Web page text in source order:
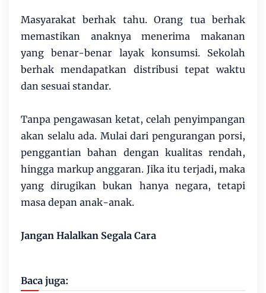
Masyarakat berhak tahu. Orang tua berhak
memastikan anaknya menerima makanan
yang benar-benar layak konsumsi. Sekolah
berhak mendapatkan distribusi tepat waktu
dan sesuai standar.
Tanpa pengawasan ketat, celah penyimpangan
akan selalu ada. Mulai dari pengurangan porsi,
penggantian bahan dengan kualitas rendah,
hingga markup anggaran. Jika itu terjadi, maka
yang dirugikan bukan hanya negara, tetapi
masa depan anak-anak.
Jangan Halalkan Segala Cara
Baca juga: